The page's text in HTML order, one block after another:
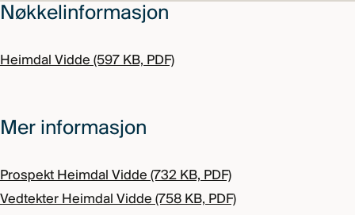
Nøkkelinformasjon
Heimdal Vidde (597 KB, PDF)
Mer informasjon
Prospekt Heimdal Vidde (732 KB, PDF)
Vedtekter Heimdal Vidde (758 KB, PDF)